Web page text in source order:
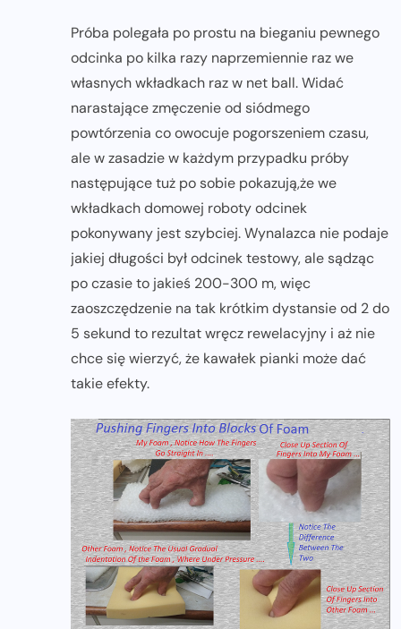
Próba polegała po prostu na bieganiu pewnego
odcinka po kilka razy naprzemiennie raz we
własnych wkładkach raz w net ball. Widać
narastające zmęczenie od siódmego
powtórzenia co owocuje pogorszeniem czasu,
ale w zasadzie w każdym przypadku próby
następujące tuż po sobie pokazują,że we
wkładkach domowej roboty odcinek
pokonywany jest szybciej. Wynalazca nie podaje
jakiej długości był odcinek testowy, ale sądząc
po czasie to jakieś 200-300 m, więc
zaoszczędzenie na tak krótkim dystansie od 2 do
5 sekund to rezultat wręcz rewelacyjny i aż nie
chce się wierzyć, że kawałek pianki może dać
takie efekty.